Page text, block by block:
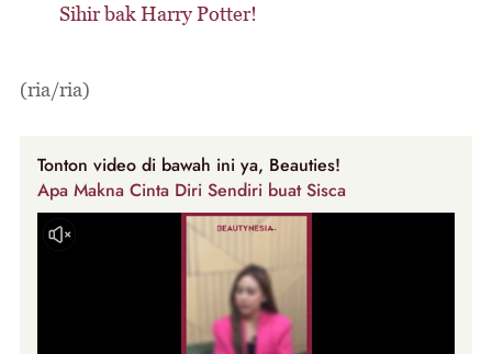
Sihir bak Harry Potter!
(ria/ria)
Tonton video di bawah ini ya, Beauties!
Apa Makna Cinta Diri Sendiri buat Sisca